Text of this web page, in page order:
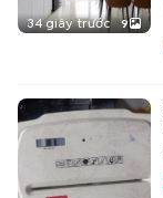
34 giây trước 9